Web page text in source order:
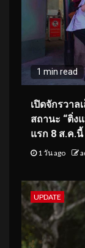
1 min read
เปิดจักรวาล
สถานะ “ติ่ง
แรก 8 ส.ค.นี้
1 วัน ago
UPDATE